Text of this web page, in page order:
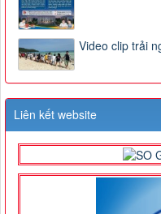
Video clip trải
Liên kết website